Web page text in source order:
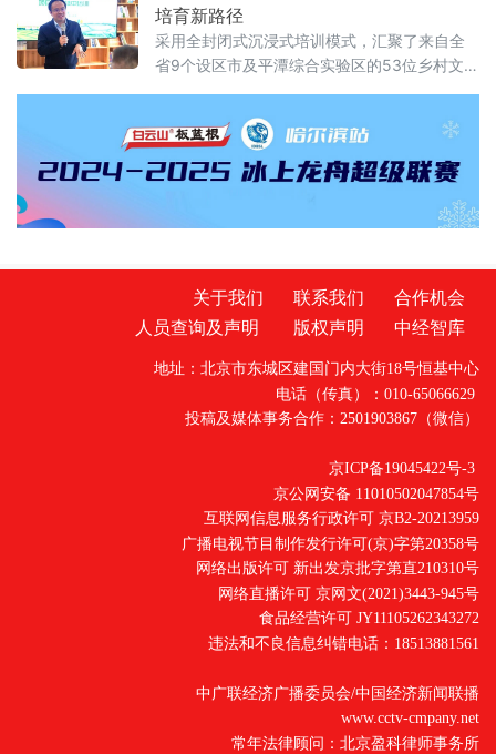
培育新路径
采用全封闭式沉浸式培训模式，汇聚了来自全
省9个设区市及平潭综合实验区的53位乡村文旅
关于我们 联系我们
合作机会
人员查询及声明
版权声明 中经智库
地址：北京市东城区建国门内大街18号恒基中心
电话（传真）：010-65066629
投稿及媒体事务合作：2501903867（微信）
京ICP备19045422号-3
京公网安备 11010502047854号
互联网信息服务行政许可 京B2-20213959
广播电视节目制作发行许可(京)字第20358号
网络出版许可 新出发京批字第直210310号
网络直播许可 京网文(2021)3443-945号
食品经营许可 JY11105262343272
违法和不良信息纠错电话：18513881561
中广联经济广播委员会/中国经济新闻联播
www.cctv-cmpany.net
常年法律顾问：北京盈科律师事务所